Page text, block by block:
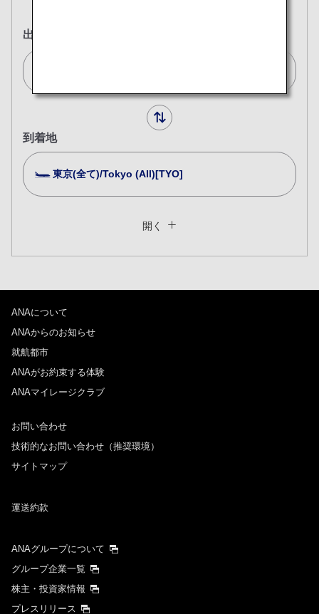
出発地
到着地
東京(全て)/Tokyo (All)[TYO]
運賃タイプ指定なし
往路出発日および時間帯
時間帯指定なし
経由地および乗り継ぎ所要時間を追加する
時間帯指定なし
経由地および乗り継ぎ所要時間を追加する
開く
ANAについて
ANAからのお知らせ
就航都市
ANAがお約束する体験
ANAマイレージクラブ
お問い合わせ
技術的なお問い合わせ（推奨環境）
サイトマップ
運送約款
ANAグループについて
グループ企業一覧
株主・投資家情報
プレスリリース